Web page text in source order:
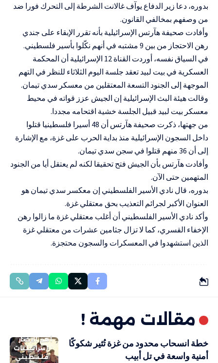
بدوره، دعا زير الدفاع يوآف غالانت الشرطة إلى التحرك فورا ضد
من وصفهم بمخالفي القانون.
وأفادت صحيفة هآرتس الإسرائيلية بأنه تقرر الإبقاء على جندي
رهن الاحتجاز من بين 9 مشتبه في أنهم نكّلوا بأسير فلسطيني.
في السياق نفسه، أوردت القناة 12 الإسرائيلية أن المحكمة
العسكرية في بيت لبيد تعقد جلسة اليوم الثلاثاء للنظر في التهم
الموجهة إلى الجنود التسعة المعتقلين من معسكر سدي تيمان.
وقالت هيئة البث الإسرائيلية إن الجيش عزز قواته في محيط
معسكر بيت لبيد قبيل الجلسة خشية اقتحامه مجددا.
من جهتها، ذكرت صحيفة هآرتس أن 48 أسيرا فلسطينيا قتلوا
داخل السجون الإسرائيلية منذ بداية الحرب على غزة، مع الإشارة
إلى أن 36 منهم قتلوا في سجن سدي تيمان.
وأفادت هآرتس بأن الجيش فتح تحقيقا لكنه لم يعتقل أيا من الجنود
المتهمين حتى الآن.
بدوره، قال نادي الأسير الفلسطيني إن معكسر سدي تيمان هو
العنوان الأكبر لجرائم التعذيب بحق معتقلي غزة.
وأكد نادي الأسير الفلسطيني أن أغلب معتقلي غزة ما زالوا رهن
الإخفاء القسري، كما لا تزال جثامين عشرات من معتقلي غزة
الذين استشهدوا في المعسكرات والسجون محتجزة.
مقالات مهمة !
أهم الاخبار
إسرائيليات
فلسطيني
خطة انسحاب محدود من غزة تُثير شكوكًا
أمنية واسعة في تل أبيب